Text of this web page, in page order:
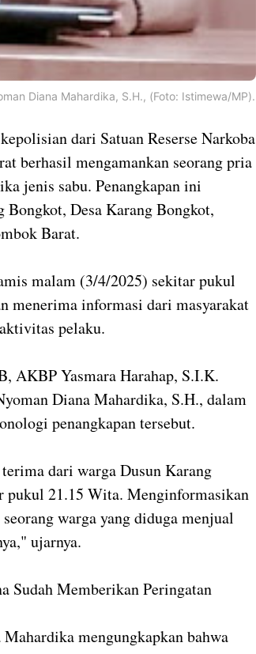
Diana Mahardika, S.H., (Foto: Istimewa/MP).
dari Satuan Reserse Narkoba
berhasil mengamankan seorang pria
jenis sabu. Penangkapan ini
Desa Karang Bongkot,
Barat.
malam (3/4/2025) sekitar pukul
menerima informasi dari masyarakat
pelaku.
AKBP Yasmara Harahap, S.I.K.
Diana Mahardika, S.H., dalam
penangkapan tersebut.
dari warga Dusun Karang
pukul 21.15 Wita. Menginformasikan
warga yang diduga menjual
ujarnya.
Sudah Memberikan Peringatan
mengungkapkan bahwa